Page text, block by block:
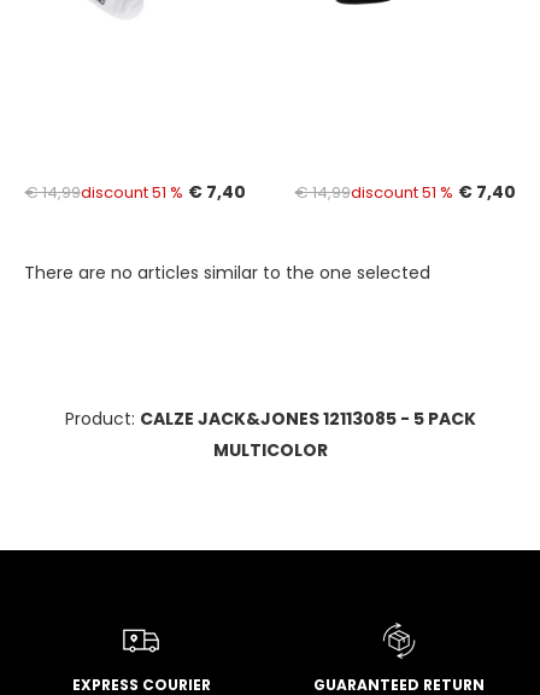
€ 14,99discount 51 % € 7,40 € 14,99discount 51 % € 7,40
There are no articles similar to the one selected
Product: CALZE JACK&JONES 12113085 - 5 PACK
MULTICOLOR
EXPRESS COURIER GUARANTEED RETURN